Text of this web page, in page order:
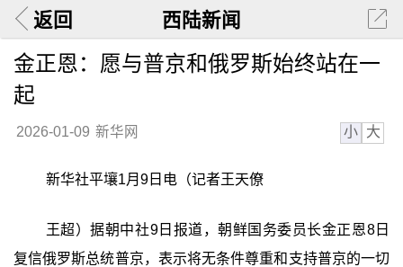
返回 西陆新闻
金正恩：愿与普京和俄罗斯始终站在一
起
2026-01-09 新华网 小 大
新华社平壤1月9日电（记者王天僚
王超）据朝中社9日报道，朝鲜国务委员长金正恩8日
复信俄罗斯总统普京，表示将无条件尊重和支持普京的一切